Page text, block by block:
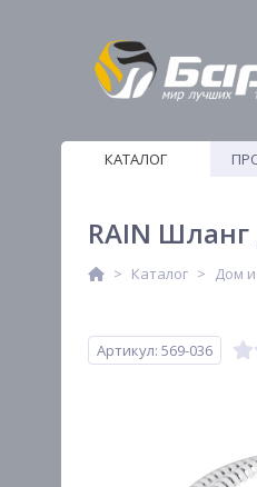
КАТАЛОГ
RAIN
Каталог Дом
Артикул: 569-036